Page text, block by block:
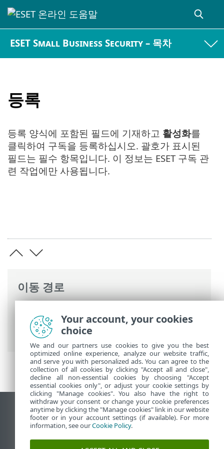
ESET Small Business Security – 목차
등록
이동 경로
Security >설치> 대화 상자 창 - 설치 > 제
품 활성화 > 등록
등록 양식에 포함된 필드에 기재하고 활성화를
클릭하여 구독을 등록하십시오. 괄호가 표시된
필드는 필수 항목입니다. 이 정보는 ESET 구독 관
련 작업에만 사용됩니다.
데스크톱 사이트 보기
End of Life
ESET 지식 베이스
Your account, your cookies
choice
We and our partners use cookies to give you the best
optimized online experience, analyze our website traffic,
and serve you with personalized ads. You can agree to the
collection of all cookies by clicking "Accept all and close",
decline all non-essential cookies by choosing "Accept
essential cookies only", or adjust your cookie settings by
clicking "Manage cookies". You also have the right to
withdraw your consent or change your cookie preferences
anytime by clicking the "Manage cookies" link in our website
footer or in your account settings (if available). For more
information, see ourCookie Policy.